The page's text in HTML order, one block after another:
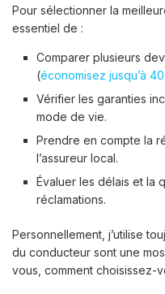
Pour sélectionner la
essentiel de :
Comparer plusieurs
(économisez jusqu’à
Vérifier les garanties
mode de vie.
Prendre en compte la
l’assureur local.
Évaluer les délais et la
réclamations.
Personnellement, j’utilise
du conducteur sont une
vous, comment choisissez-